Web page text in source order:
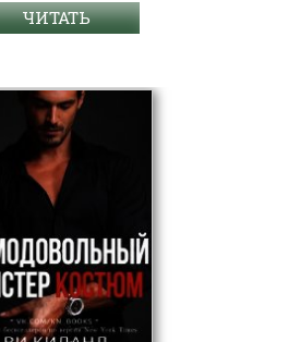
ЧИТАТЬ